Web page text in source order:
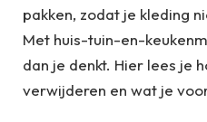
pakken, zodat je kleding
Met huis-tuin-en-
dan je denkt. Hier lees je
verwijderen en wat je